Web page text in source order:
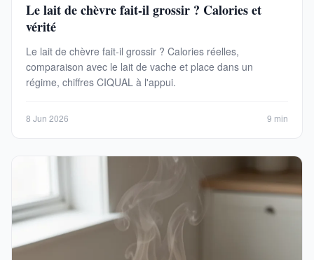
Le lait de chèvre fait-il grossir ? Calories et
vérité
Le lait de chèvre fait-il grossir ? Calories réelles,
comparaison avec le lait de vache et place dans un
régime, chiffres CIQUAL à l'appui.
8 Jun 2026 9 min